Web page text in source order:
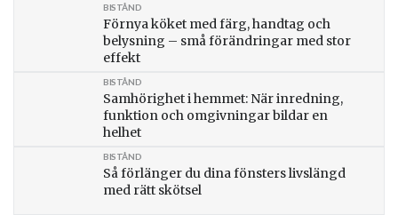
Förnya köket med färg, handtag och
belysning – små förändringar med stor
effekt
BISTÅND
Samhörighet i hemmet: När inredning,
funktion och omgivningar bildar en
helhet
BISTÅND
Så förlänger du dina fönsters livslängd
med rätt skötsel
BISTÅND